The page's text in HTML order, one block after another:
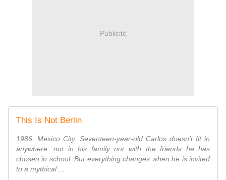
Publicité
This Is Not Berlin
1986. Mexico City. Seventeen-year-old Carlos doesn't fit in
anywhere: not in his family nor with the friends he has
chosen in school. But everything changes when he is invited
to a mythical ...